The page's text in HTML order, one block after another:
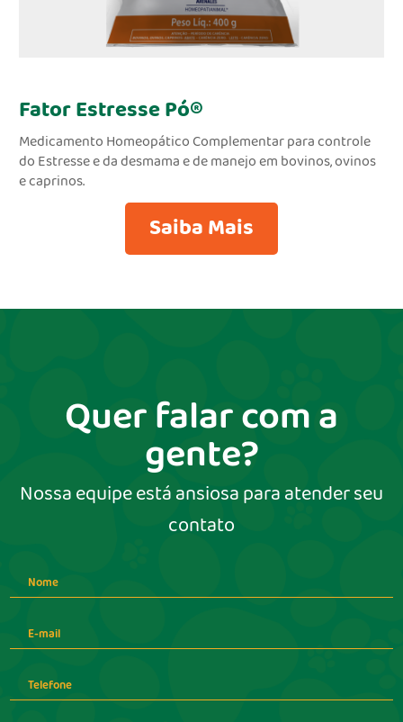
Fator Estresse Pó®
Medicamento Homeopático Complementar para controle
do Estresse e da desmama e de manejo em bovinos, ovinos
e caprinos.
Saiba Mais
Quer falar com a
gente?
Nossa equipe está ansiosa para atender seu
contato